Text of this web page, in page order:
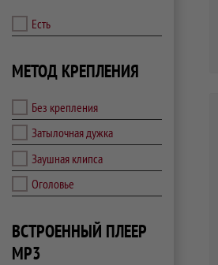
Есть
МЕТОД КРЕПЛЕНИЯ
Без крепления
Затылочная дужка
Заушная клипса
Оголовье
ВСТРОЕННЫЙ ПЛЕЕР
MP3